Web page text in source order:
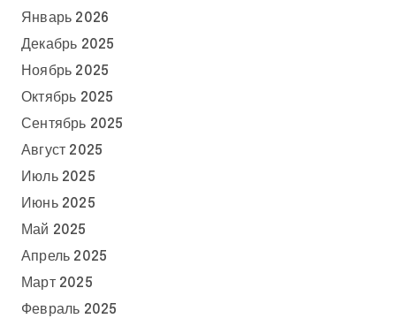
Январь 2026
Декабрь 2025
Ноябрь 2025
Октябрь 2025
Сентябрь 2025
Август 2025
Июль 2025
Июнь 2025
Май 2025
Апрель 2025
Март 2025
Февраль 2025